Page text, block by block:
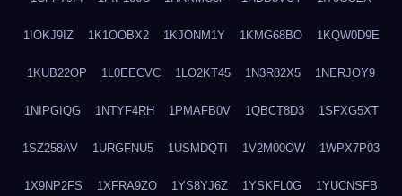
1IOKJ9IZ 1K1OOBX2 1KJONM1Y 1KMG68BO 1KQW0D9E
1KUB22OP 1L0EECVC 1LO2KT45 1N3R82X5 1NERJOY9
1NIPGIQG 1NTYF4RH 1PMAFB0V 1QBCT8D3 1SFXG5XT
1SZ258AV 1URGFNU5 1USMDQTI 1V2M00OW 1WPX7P03
1X9NP2FS 1XFRA9ZO 1YS8YJ6Z 1YSKFL0G 1YUCNSFB